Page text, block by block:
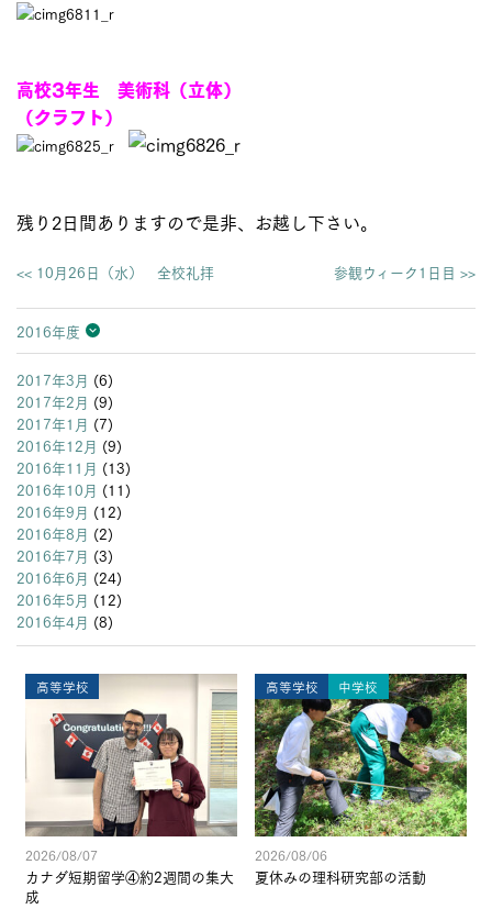
高校3年生 美術科（立体）
（クラフト）
残り2日間ありますので是非、お越し下さい。
<< 10月26日（水） 全校礼拝 参観ウィーク1日目 >>
2016年度
2026年度
2025年度
2024年度
2023年度
2022年度
2021年度
2020年度
2019年度
2018年度
2017年度
2016年度
2015年度
2014年度
2013年度
2017年3月 (6)
2017年2月 (9)
2017年1月 (7)
2016年12月 (9)
2016年11月 (13)
2016年10月 (11)
2016年9月 (12)
2016年8月 (2)
2016年7月 (3)
2016年6月 (24)
2016年5月 (12)
2016年4月 (8)
高等学校
2026/08/07
カナダ短期留学④約2週間の集大
成
高等学校 中学校
2026/08/06
夏休みの理科研究部の活動